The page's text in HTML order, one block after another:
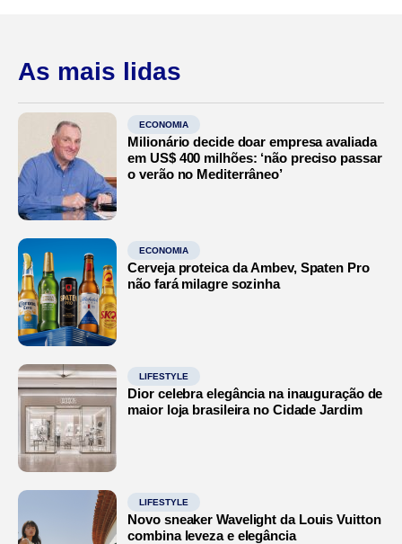
As mais lidas
ECONOMIA
Milionário decide doar empresa avaliada
em US$ 400 milhões: ‘não preciso passar
o verão no Mediterrâneo’
ECONOMIA
Cerveja proteica da Ambev, Spaten Pro
não fará milagre sozinha
LIFESTYLE
Dior celebra elegância na inauguração de
maior loja brasileira no Cidade Jardim
LIFESTYLE
Novo sneaker Wavelight da Louis Vuitton
combina leveza e elegância